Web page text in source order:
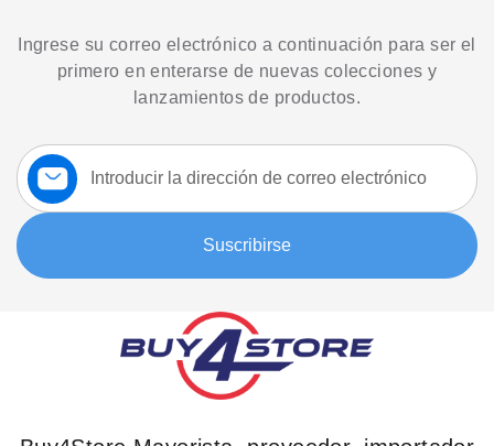
Ingrese su correo electrónico a continuación para ser el
primero en enterarse de nuevas colecciones y
lanzamientos de productos.
Suscríbase
a
nuestro
boletín:
Suscribirse